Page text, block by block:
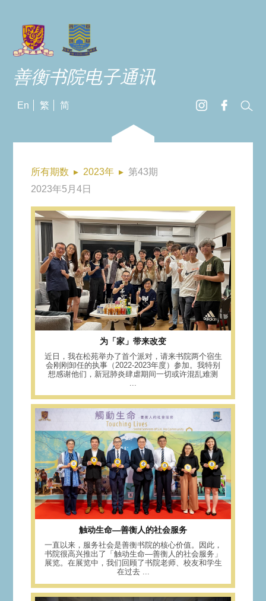
善衡书院电子通讯
En 繁 简
所有期数 ▸ 2023年 ▸ 第43期
2023年5月4日
为「家」带来改变
近日，我在松苑举办了首个派对，请来书院两个宿生
会刚刚卸任的执事（2022-2023年度）参加。我特别
想感谢他们，新冠肺炎肆虐期间一切或许混乱难测
...
触动生命—善衡人的社会服务
一直以来，服务社会是善衡书院的核心价值。因此，
书院很高兴推出了「触动生命—善衡人的社会服务」
展览。在展览中，我们回顾了书院老师、校友和学生
在过去 ...